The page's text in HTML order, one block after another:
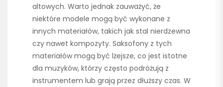
altowych. Warto jednak zauważyć, że
niektóre modele mogą być wykonane z
innych materiałów, takich jak stal nierdzewna
czy nawet kompozyty. Saksofony z tych
materiałów mogą być lżejsze, co jest istotne
dla muzyków, którzy często podróżują z
instrumentem lub grają przez dłuższy czas. W